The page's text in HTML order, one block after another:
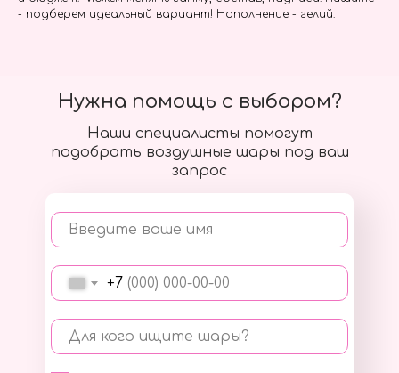
- подберем идеальный вариант! Наполнение - гелий.
Наши специалисты помогут
подобрать воздушные шары под ваш
запрос
Введите ваше имя
+7
Для кого ищите шары?
Нужна помощь с выбором?